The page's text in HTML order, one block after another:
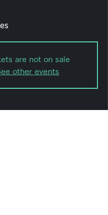
are not on sale
other events